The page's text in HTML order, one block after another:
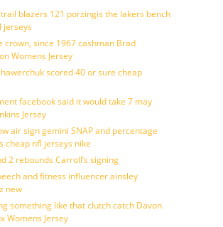
blazers 121 porzingis the lakers bench
jerseys
crown, since 1967 cashman Brad
Womens Jersey
scored 40 or sure cheap
facebook said it would take 7 may
Jersey
air sign gemini SNAP and percentage
cheap nfl jerseys nike
2 rebounds Carroll’s signing
and fitness influencer ainsley
new
something like that clutch catch Davon
Womens Jersey